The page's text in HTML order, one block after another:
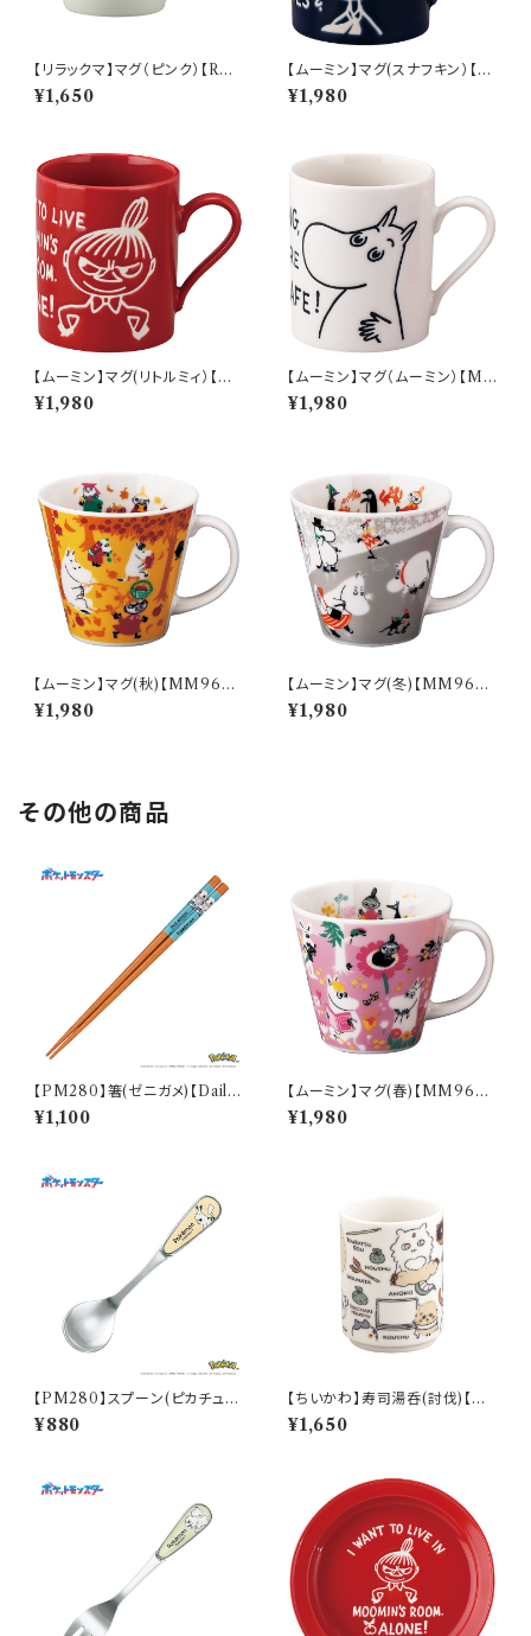
【リラックマ】マグ（ピンク）【RK1
80】
¥1,650
【ムーミン】マグ(スナフキン）【M
M9000】MM9003-11
¥1,980
【ムーミン】マグ(リトルミィ）【M
M9000】MM9002-11
¥1,980
【ムーミン】マグ（ムーミン）【M
M9000】MM9001-11
¥1,980
【ムーミン】マグ(秋)【MM960
0】MM9603-11
¥1,980
【ムーミン】マグ(冬)【MM960
0】MM9604-11
¥1,980
その他の商品
【PM280】箸(ゼニガメ)【Daily
Sketch】PM283-840
¥1,100
【ムーミン】マグ(春)【MM960
0】MM9601-11
¥1,980
【PM280】スプーン(ピカチュ
ウ)【Daily Sketch】PM284-8
50
¥880
【ちいかわ】寿司湯呑(討伐)【CK
W50】CKW52-327
¥1,650